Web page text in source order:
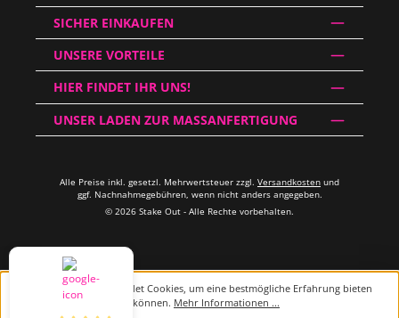
SICHER EINKAUFEN
UNSERE VORTEILE
HIER FINDET IHR UNS!
UNSER LADEN ZUR MASSANFERTIGUNG
Alle Preise inkl. gesetzl. Mehrwertsteuer zzgl. Versandkosten und
ggf. Nachnahmegebühren, wenn nicht anders angegeben.
© 2026 Stake Out - Alle Rechte vorbehalten.
Diese Website verwendet Cookies, um eine bestmögliche Erfahrung bieten
zu können. Mehr Informationen ...